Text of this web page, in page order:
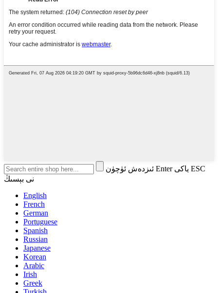
ئىزدەش ئۈچۈن Enter ياكى ESC
نى بېسىڭ
English
French
German
Portuguese
Spanish
Russian
Japanese
Korean
Arabic
Irish
Greek